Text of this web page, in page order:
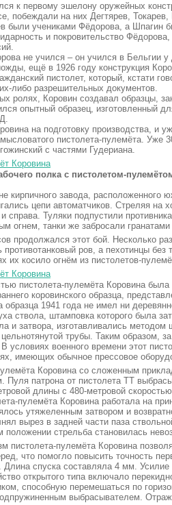
к первому эшелону оружейных
побеждали на них Дегтярев,
были учениками Фёдорова, а Шпагин
и покровительство
не учился – он учился в Бельгии
ещё в 1926 году конструкция
пистолет, который, кстати
либо разрешительных документов.
ролях, Коровин создавал образцы,
опытный образец, изготовленный
на подготовку производства, и
пистолета-пулемёта. Уже
с частями Гудериана.
полка с пистолетом-
кирпичного завода, расположенного
цепи автоматчиков. Стреляя на
справа. Туляки подпустили
огнем, танки же забросали
продолжался этот бой. Несколько
противотанковый ров, а пехотинцы
их косило огнём из пистолетов-
пистолета-пулемёта Коровина была
коровинского образца,
образца 1941 года не имел ни
ствола, штамповка которого была
и затвора, изготавливались
трубы. Таким образом,
условиях военного времени этот
имеющих обычное прессовое
Коровина со сложенным
Пуля патрона от пистолета ТТ
длины с 480-метровой
пулемёта Коровина работала на
утяжеленным затвором и
вырез в задней части паза
положении стрельба становилась
пистолета-пулемёта Коровина
что помогло повысить точность
Длина спуска составляла 4 мм.
открытого типа включало
способную перемешаться по
выбрасывателем.